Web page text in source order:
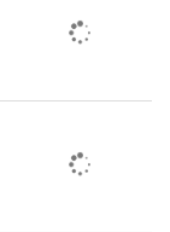
迈向智慧
发展的“蓝
日。期间，
专家学者、